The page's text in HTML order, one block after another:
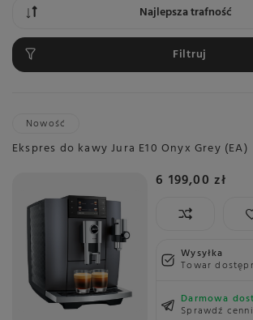
Zmień sortowanie
Najlepsza trafność
Filtruj
Nowość
Ekspres do kawy Jura E10 Onyx Grey (EA)
6 199,00 zł
Wysyłka
Towar
Darmowa
Sprawdź